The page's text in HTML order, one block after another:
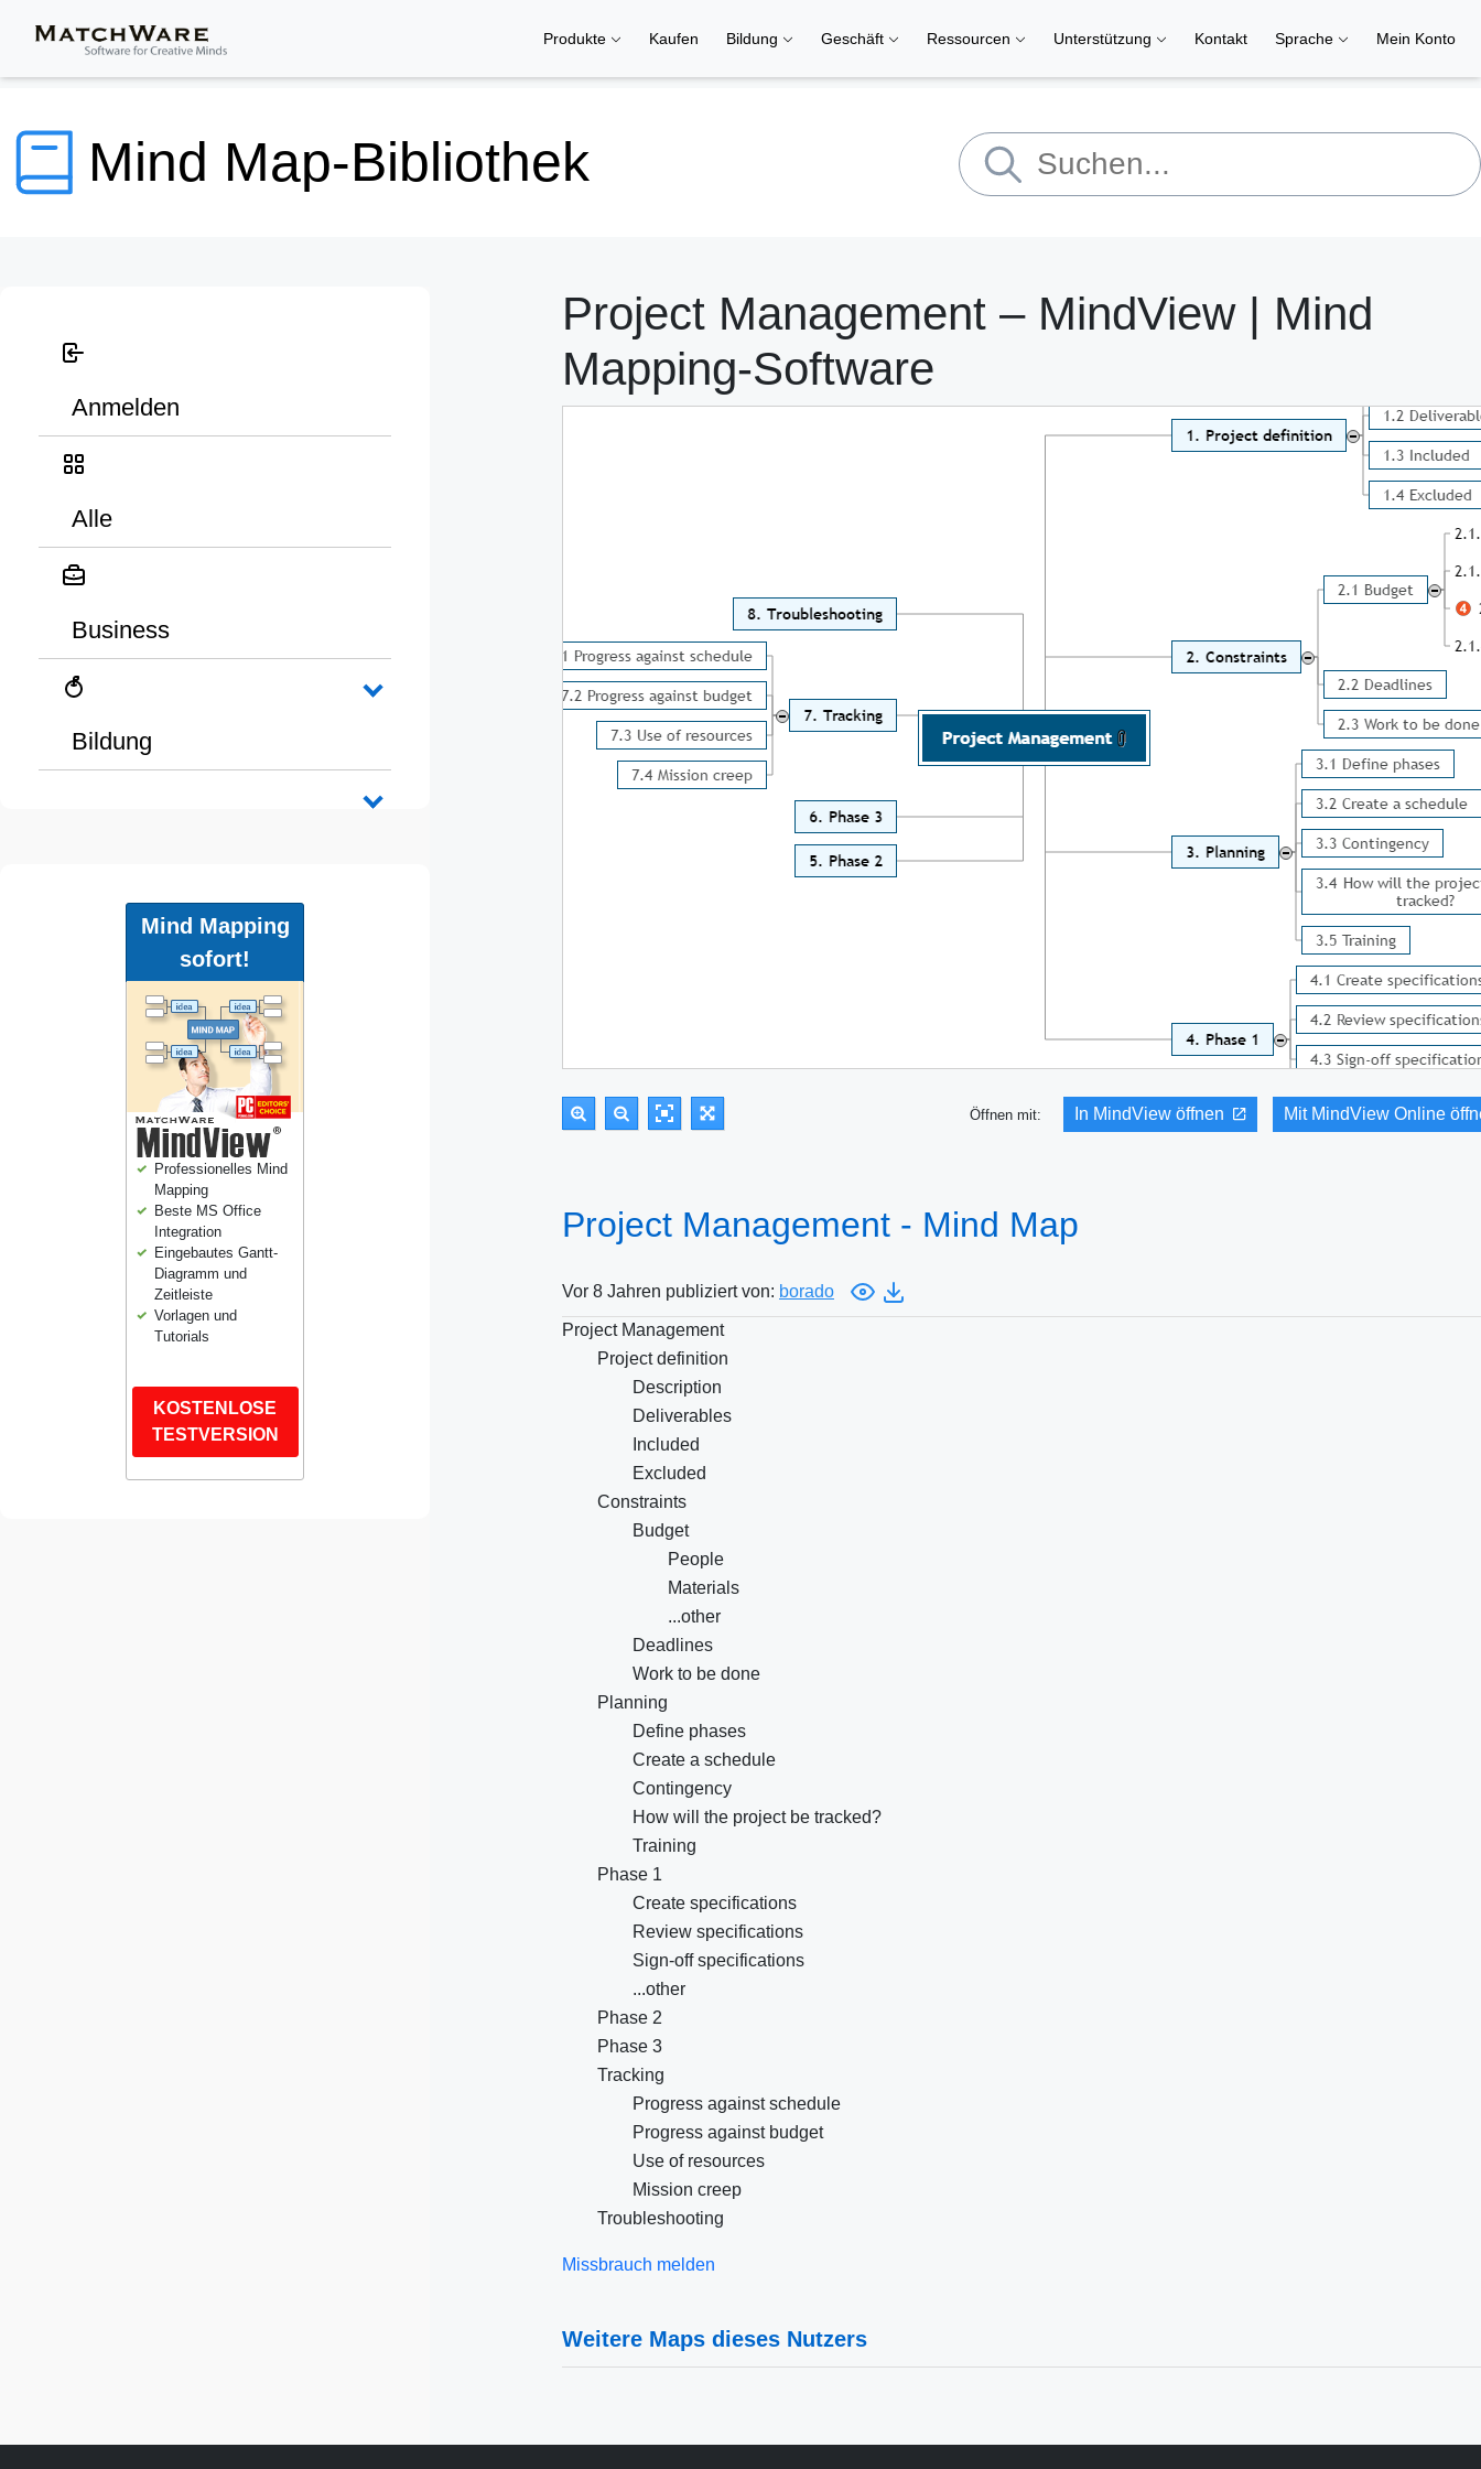
Produkte Kaufen Bildung Geschäft Ressourcen Unterstützung Kontakt Sprache Mein Konto
Mind Map-Bibliothek
Anmelden
Alle
Business
Bildung
Mind Mapping
sofort!
Professionelles Mind
Mapping
Beste MS Office
Integration
Eingebautes Gantt-
Diagramm und
Zeitleiste
Vorlagen und
Tutorials
KOSTENLOSE
TESTVERSION
Project Management – MindView | Mind
Mapping-Software
Öffnen mit: In MindView öffnen Mit MindView Online
Project Management - Mind Map
Vor 8 Jahren publiziert von: borado
Project Management
Project definition
Description
Deliverables
Included
Excluded
Constraints
Budget
People
Materials
...other
Deadlines
Work to be done
Planning
Define phases
Create a schedule
Contingency
How will the project be tracked?
Training
Phase 1
Create specifications
Review specifications
Sign-off specifications
...other
Phase 2
Phase 3
Tracking
Progress against schedule
Progress against budget
Use of resources
Mission creep
Troubleshooting
Missbrauch melden
Weitere Maps dieses Nutzers